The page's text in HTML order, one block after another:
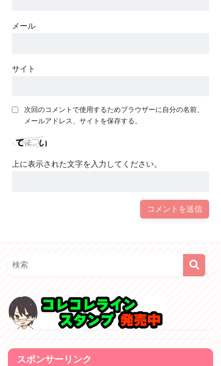
メール
サイト
次回のコメントで使用するためブラウザーに自分の名前、
メールアドレス、サイトを保存する。
上に表示された文字を入力してください。
スポンサーリンク